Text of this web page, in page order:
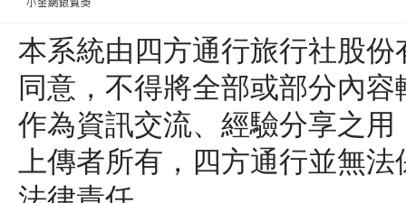
本系統由四方通行旅行社股
同意，不得將全部或部分內
作為資訊交流、經驗分享之
上傳者所有，四方通行並無